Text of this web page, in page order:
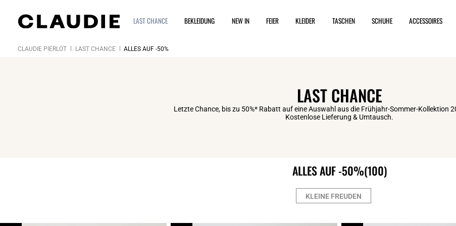
LAST CHANCE BEKLEIDUNG NEW IN FEIER KLEIDER TASCHEN SCHUHE ACCESSOIRES
CLAUDIE PIERLOT LAST CHANCE ALLES AUF -50%
LAST CHANCE
Letzte Chance, bis zu 50%* Rabatt auf eine Auswahl aus die Frühjahr-Sommer-Kollektion
Kostenlose Lieferung & Umtausch.
ALLES AUF -50%(100)
KLEINE FREUDEN